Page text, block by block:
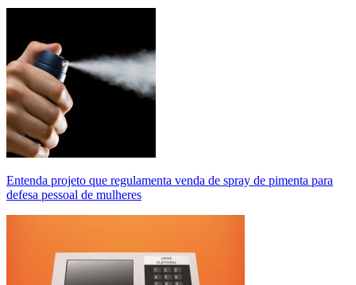
Entenda projeto que regulamenta venda de spray de pimenta para
defesa pessoal de mulheres